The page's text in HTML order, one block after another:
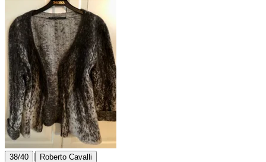
38/40 | Roberto Cavalli